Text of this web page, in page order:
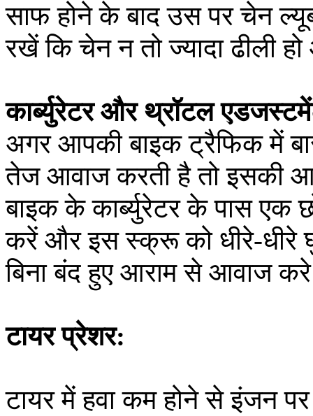
साफ होने के बाद उस पर चेन
रखें कि चेन न तो ज्यादा ढीली
कार्ब्युरेटर और थ्रॉटल
अगर आपकी बाइक ट्रैफिक में
तेज आवाज करती है तो इसकी
बाइक के कार्ब्युरेटर के पास एक
करें और इस स्क्रू को धीरे-धीरे
बिना बंद हुए आराम से आवाज
टायर प्रेशर:
टायर में हवा कम होने से इंजन